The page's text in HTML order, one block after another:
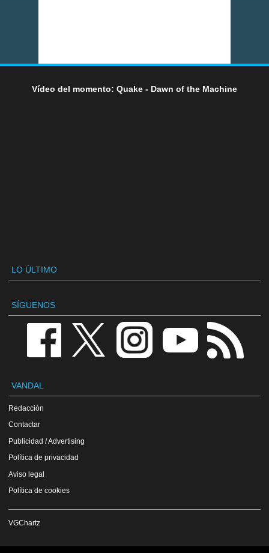
Vídeo del momento: Quake - Dawn of the Machine
LO ÚLTIMO
SÍGUENOS
VANDAL
Redacción
Contactar
Publicidad / Advertising
Política de privacidad
Aviso legal
Política de cookies
VGChartz